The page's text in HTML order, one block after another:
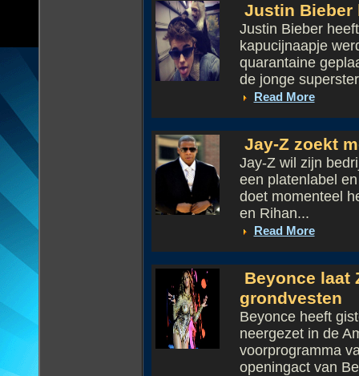
Justin Bieber
Justin Bieber
kapucijnaapje
quarantaine
de jonge
Read More
Jay-Z zoekt
Jay-Z wil zijn
een platenlabel
doet momenteel
en Rihan...
Read More
Beyonce laat
grondvesten
Beyonce heeft
neergezet in de
voorprogramma
openingact van